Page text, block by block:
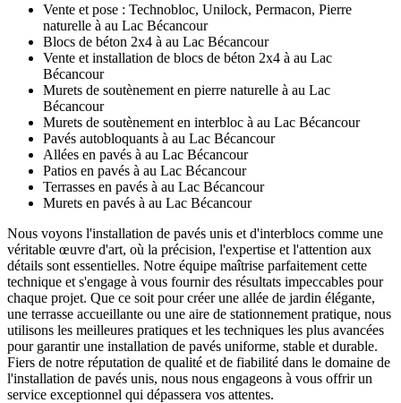
Vente et pose : Technobloc, Unilock, Permacon, Pierre
naturelle à au Lac Bécancour
Blocs de béton 2x4 à au Lac Bécancour
Vente et installation de blocs de béton 2x4 à au Lac
Bécancour
Murets de soutènement en pierre naturelle à au Lac
Bécancour
Murets de soutènement en interbloc à au Lac Bécancour
Pavés autobloquants à au Lac Bécancour
Allées en pavés à au Lac Bécancour
Patios en pavés à au Lac Bécancour
Terrasses en pavés à au Lac Bécancour
Murets en pavés à au Lac Bécancour
Nous voyons l'installation de pavés unis et d'interblocs comme une
véritable œuvre d'art, où la précision, l'expertise et l'attention aux
détails sont essentielles. Notre équipe maîtrise parfaitement cette
technique et s'engage à vous fournir des résultats impeccables pour
chaque projet. Que ce soit pour créer une allée de jardin élégante,
une terrasse accueillante ou une aire de stationnement pratique, nous
utilisons les meilleures pratiques et les techniques les plus avancées
pour garantir une installation de pavés uniforme, stable et durable.
Fiers de notre réputation de qualité et de fiabilité dans le domaine de
l'installation de pavés unis, nous nous engageons à vous offrir un
service exceptionnel qui dépassera vos attentes.